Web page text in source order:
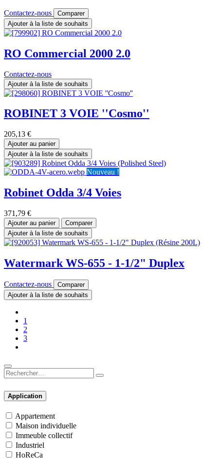
Contactez-nous
Comparer
Ajouter à la liste de souhaits
RO Commercial 2000 2.0
Contactez-nous
Ajouter à la liste de souhaits
ROBINET 3 VOIE ''Cosmo''
205,13 €
Ajouter au panier
Ajouter à la liste de souhaits
Nouveau !
Robinet Odda 3/4 Voies
371,79 €
Ajouter au panier
Comparer
Ajouter à la liste de souhaits
Watermark WS-655 - 1-1/2" Duplex
Contactez-nous
Comparer
Ajouter à la liste de souhaits
1
2
3
Application
Appartement
Maison individuelle
Immeuble collectif
Industriel
HoReCa